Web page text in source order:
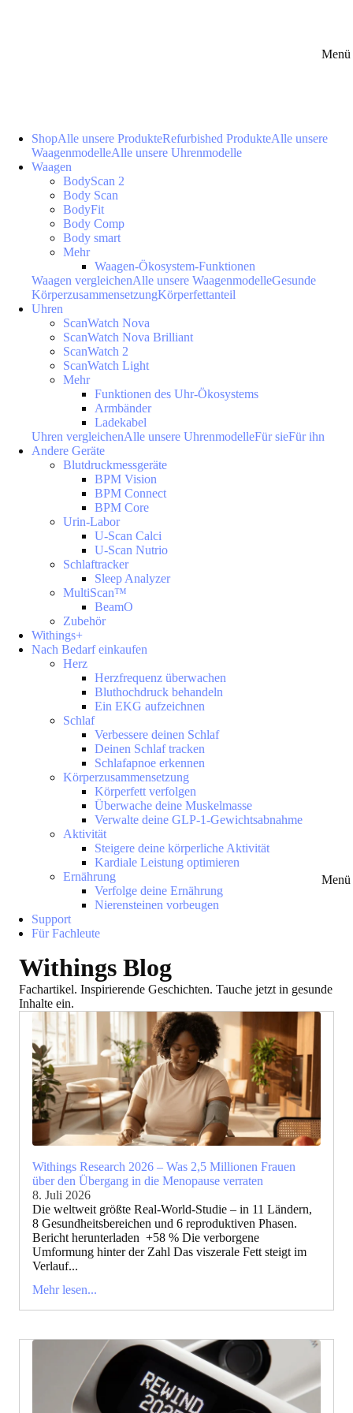
Menü
Menü
ShopAlle unsere ProdukteRefurbished ProdukteAlle unsere
WaagenmodelleAlle unsere Uhrenmodelle
Waagen
BodyScan 2
Body Scan
BodyFit
Body Comp
Body smart
Mehr
Waagen-Ökosystem-Funktionen
Waagen vergleichenAlle unsere WaagenmodelleGesunde
KörperzusammensetzungKörperfettanteil
Uhren
ScanWatch Nova
ScanWatch Nova Brilliant
ScanWatch 2
ScanWatch Light
Mehr
Funktionen des Uhr-Ökosystems
Armbänder
Ladekabel
Uhren vergleichenAlle unsere UhrenmodelleFür sieFür ihn
Andere Geräte
Blutdruckmessgeräte
BPM Vision
BPM Connect
BPM Core
Urin-Labor
U-Scan Calci
U-Scan Nutrio
Schlaftracker
Sleep Analyzer
MultiScan™
BeamO
Zubehör
Withings+
Nach Bedarf einkaufen
Herz
Herzfrequenz überwachen
Bluthochdruck behandeln
Ein EKG aufzeichnen
Schlaf
Verbessere deinen Schlaf
Deinen Schlaf tracken
Schlafapnoe erkennen
Körperzusammensetzung
Körperfett verfolgen
Überwache deine Muskelmasse
Verwalte deine GLP-1-Gewichtsabnahme
Aktivität
Steigere deine körperliche Aktivität
Kardiale Leistung optimieren
Ernährung
Verfolge deine Ernährung
Nierensteinen vorbeugen
Support
Für Fachleute
Withings Blog
Fachartikel. Inspirierende Geschichten. Tauche jetzt in gesunde
Inhalte ein.
Withings Research 2026 – Was 2,5 Millionen Frauen
über den Übergang in die Menopause verraten
8. Juli 2026
Die weltweit größte Real-World-Studie – in 11 Ländern,
8 Gesundheitsbereichen und 6 reproduktiven Phasen.
Bericht herunterladen +58 % Die verborgene
Umformung hinter der Zahl Das viszerale Fett steigt im
Verlauf...
Mehr lesen...